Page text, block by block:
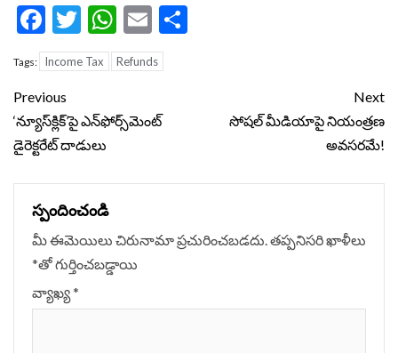
Facebook
Twitter
WhatsApp
Email
Tags: Income Tax Refunds
Continue
Reading
Previous
‘న్యూస్‌క్లిక్‌’పై ఎన్‌ఫోర్స్‌మెంట్‌
డైరెక్టరేట్‌ దాడులు
Next
సోషల్ మీడియాపై నియంత్రణ
అవసరమే!
స్పందించండి
మీ ఈమెయిలు చిరునామా ప్రచురించబడదు. తప్పనిసరి ఖాళీలు
*‌తో గుర్తించబడ్డాయి
వ్యాఖ్య*